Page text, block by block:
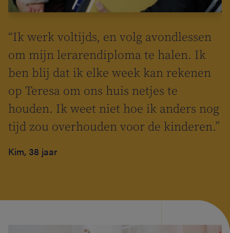
“Ik werk voltijds, en volg avondlessen
om mijn lerarendiploma te halen. Ik
ben blij dat ik elke week kan rekenen
op Teresa om ons huis netjes te
houden. Ik weet niet hoe ik anders nog
tijd zou overhouden voor de kinderen.”
Kim, 38 jaar